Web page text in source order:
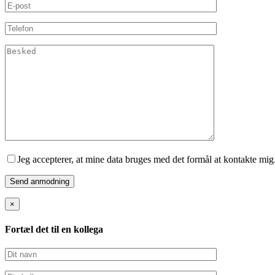
Jeg accepterer, at mine data bruges med det formål at kontakte mig.
×
Fortæl det til en kollega